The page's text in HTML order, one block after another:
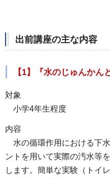
出前講座の主な内容
【1】『水のじゅんかん
対象
小学4年生程度
内容
水の循環作用における下
ントを用いて実際の汚水等
します。簡単な実験（トイ